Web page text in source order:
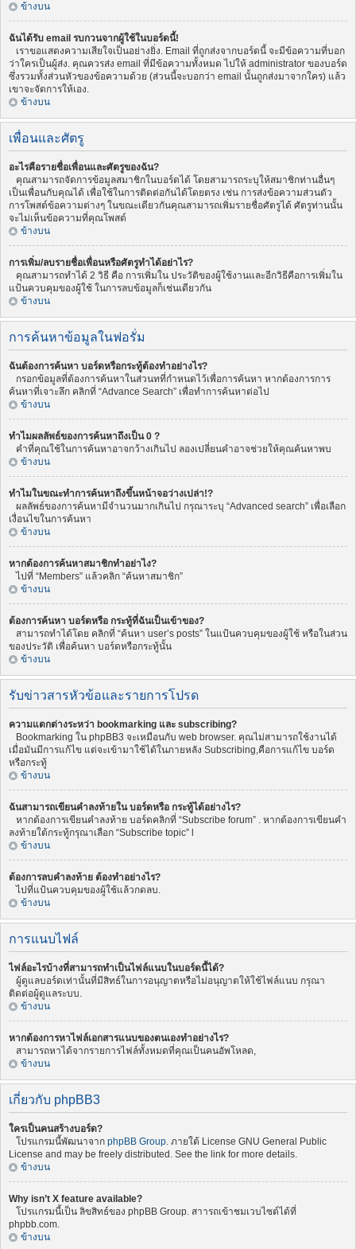
ข้างบน
ฉันได้รับ email รบกวนจากผู้ใช้ในบอร์ดนี้!
เราขอแสดงความเสียใจเป็นอย่างยิ่ง. Email ที่ถูกส่งจากบอร์ดนี้ จะมีข้อความที่บอก
ว่าใครเป็นผู้ส่ง. คุณควรส่ง email ที่มีข้อความทั้งหมด ไปให้ administrator ของบอร์ด
ซึ่งรวมทั้งส่วนหัวของข้อความด้วย (ส่วนนี้จะบอกว่า email นั้นถูกส่งมาจากใคร) แล้ว
เขาจะจัดการให้เอง.
ข้างบน
เพื่อนและศัตรู
อะไรคือรายชื่อเพื่อนและศัตรูของฉัน?
คุณสามารถจัดการข้อมูลสมาชิกในบอร์ดได้ โดยสามารถระบุให้สมาชิกท่านอื่นๆ
เป็นเพื่อนกับคุณได้ เพื่อใช้ในการติดต่อกันได้โดยตรง เช่น การส่งข้อความส่วนตัว
การโพสต์ข้อความต่างๆ ในขณะเดียวกันคุณสามารถเพิ่มรายชื่อศัตรูได้ ศัตรูท่านนั้น
จะไม่เห็นข้อความที่คุณโพสต์
ข้างบน
การเพิ่ม/ลบรายชื่อเพื่อนหรือศัตรูทำได้อย่าไร?
คุณสามารถทำได้ 2 วิธี คือ การเพิ่มใน ประวัติของผู้ใช้งานและอีกวิธีคือการเพิ่มใน
แป้นควบคุมของผู้ใช้ ในการลบข้อมูลก็เช่นเดียวกัน
ข้างบน
การค้นหาข้อมูลในฟอรั่ม
ฉันต้องการค้นหา บอร์ดหรือกระทู้ต้องทำอย่างไร?
กรอกข้อมูลที่ต้องการค้นหาในส่วนทที่กำหนดไว้เพื่อการค้นหา หากต้องการการ
ค้นหาที่เจาะลึก คลิกที่ “Advance Search” เพื่อทำการค้นหาต่อไป
ข้างบน
ทำไมผลลัพธ์ของการค้นหาถึงเป็น 0 ?
คำที่คุณใช้ในการค้นหาอาจกว้างเกินไป ลองเปลี่ยนคำอาจช่วยให้คุณค้นหาพบ
ข้างบน
ทำไมในขณะทำการค้นหาถึงขึ้นหน้าจอว่างเปล่า!?
ผลลัพธ์ของการค้นหามีจำนวนมากเกินไป กรุณาระบุ “Advanced search” เพื่อเลือก
เงื่อนไขในการค้นหา
ข้างบน
หากต้องการค้นหาสมาชิกทำอย่าไง?
ไปที่ “Members” แล้วคลิก “ค้นหาสมาชิก”
ข้างบน
ต้องการค้นหา บอร์ดหรือ กระทู้ที่ฉันเป็นเข้าของ?
สามารถทำได้โดย คลิกที่ “ค้นหา user’s posts” ในแป้นควบคุมของผู้ใช้ หรือในส่วน
ของประวัติ เพื่อค้นหา บอร์ดหรือกระทู้นั้น
ข้างบน
รับข่าวสารหัวข้อและรายการโปรด
ความแตกต่างระหว่า bookmarking และ subscribing?
Bookmarking ใน phpBB3 จะเหมือนกับ web browser. คุณไม่สามารถใช้งานได้
เมื่อมันมีการแก้ไข แต่จะเข้ามาใช้ได้ในภายหลัง Subscribing,คือการแก้ไข บอร์ด
หรือกระทู้
ข้างบน
ฉันสามารถเขียนคำลงท้ายใน บอร์ดหรือ กระทู้ได้อย่างไร?
หากต้องการเขียนคำลงท้าย บอร์ดคลิกที่ “Subscribe forum” . หากต้องการเขียนคำ
ลงท้ายใต้กระทู้กรุณาเลือก “Subscribe topic” l
ข้างบน
ต้องการลบคำลงท้าย ต้องทำอย่างไร?
ไปที่แป้นควบคุมของผู้ใช้แล้วกดลบ.
ข้างบน
การแนบไฟล์
ไฟล์อะไรบ้างที่สามารถทำเป็นไฟล์แนบในบอร์ดนี้ได้?
ผู้ดูแลบอร์ดเท่านั้นที่มีสิทธ์ในการอนุญาตหรือไม่อนุญาตให้ใช้ไฟล์แนบ กรุณา
ติดต่อผู้ดูแลระบบ.
ข้างบน
หากต้องการหาไฟล์เอกสารแนบของตนเองทำอย่างไร?
สามารถหาได้จากรายการไฟล์ทั้งหมดที่คุณเป็นคนอัพโหลด,
ข้างบน
เกี่ยวกับ phpBB3
ใครเป็นคนสร้างบอร์ด?
โปรแกรมนี้พัฒนาจาก phpBB Group. ภายใต้ License GNU General Public
License and may be freely distributed. See the link for more details.
ข้างบน
Why isn’t X feature available?
โปรแกรมนี้เป็น ลิขสิทธ์ของ phpBB Group. สาารถเข้าชมเวบไซต์ได้ที่
phpbb.com.
ข้างบน